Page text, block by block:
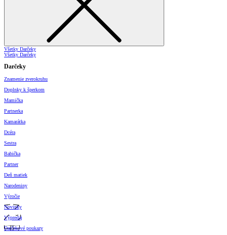
Všetky Darčeky
Všetky Darčeky
Darčeky
Znamenie zverokruhu
Doplnky k šperkom
Mamička
Partnerka
Kamarátka
Dcéra
Sestra
Babička
Partner
Deň matiek
Narodeniny
Výročie
Novinky
Výpredaj
Darčekové poukazy